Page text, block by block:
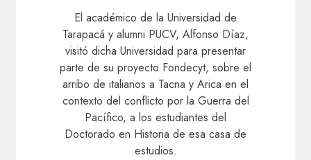
El académico de la Universidad de
Tarapacá y alumni PUCV, Alfonso Díaz,
visitó dicha Universidad para presentar
parte de su proyecto Fondecyt, sobre el
arribo de italianos a Tacna y Arica en el
contexto del conflicto por la Guerra del
Pacífico, a los estudiantes del
Doctorado en Historia de esa casa de
estudios.